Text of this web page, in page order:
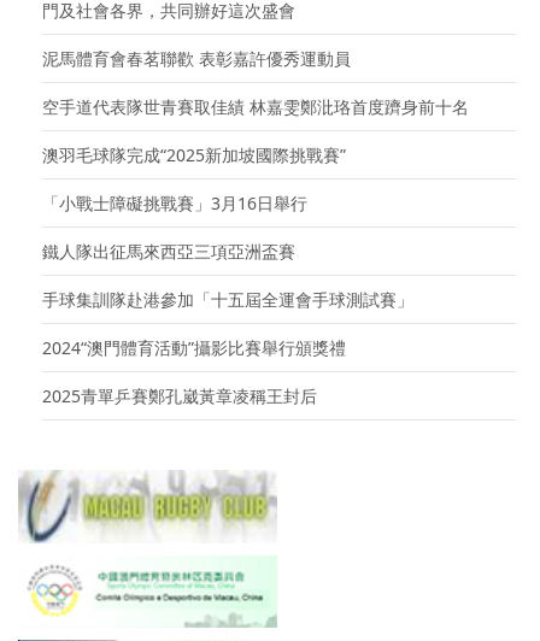
門及社會各界，共同辦好這次盛會
泥馬體育會春茗聯歡 表彰嘉許優秀運動員
空手道代表隊世青賽取佳績 林嘉雯鄭沘珞首度躋身前十名
澳羽毛球隊完成“2025新加坡國際挑戰賽”
「小戰士障礙挑戰賽」3月16日舉行
鐵人隊出征馬來西亞三項亞洲盃賽
手球集訓隊赴港參加「十五屆全運會手球測試賽」
2024“澳門體育活動”攝影比賽舉行頒獎禮
2025青單乒賽鄭孔崴黃章凌稱王封后